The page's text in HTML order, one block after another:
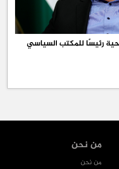
رئيسًا للمكتب السياسي
من نحن
من نحن